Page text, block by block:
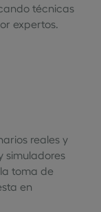
técnicas
expertos.
reales y
simuladores
toma de
en